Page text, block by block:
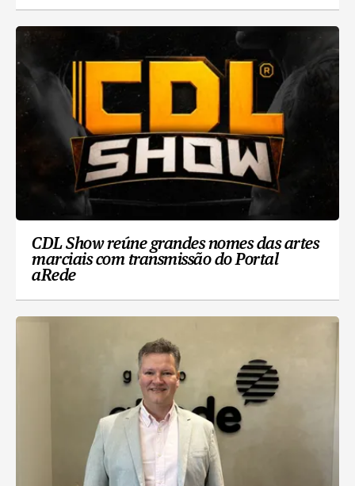
CDL Show reúne grandes nomes das artes
marciais com transmissão do Portal
aRede